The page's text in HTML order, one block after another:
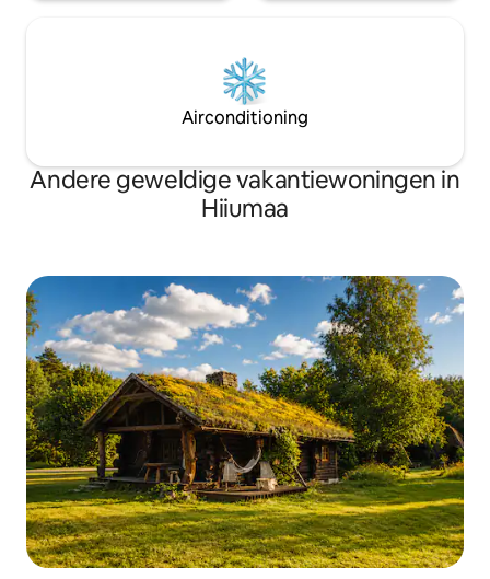
Airconditioning
Andere geweldige vakantiewoningen in
Hiiumaa